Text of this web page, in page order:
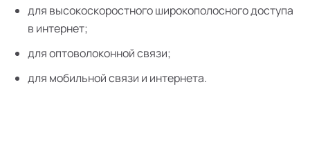
для высокоскоростного широкополосного доступа
в интернет;
для оптоволоконной связи;
для мобильной связи и интернета.